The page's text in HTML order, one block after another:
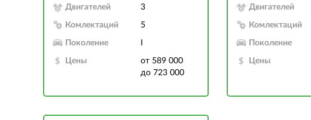
Двигателей 3
Комлектаций 5
Поколение
Цены
от 589 000
до 723 000
Двигателей
Комлектаций
Поколение
Цены